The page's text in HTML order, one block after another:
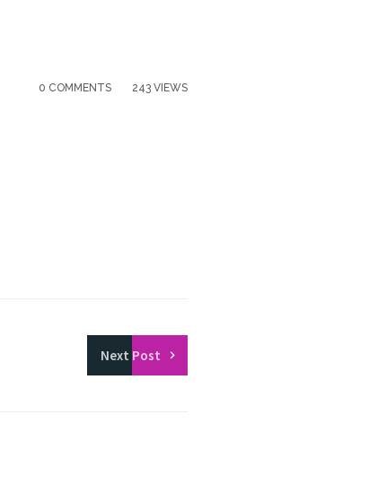
0 COMMENTS 243 VIEWS
Next Post